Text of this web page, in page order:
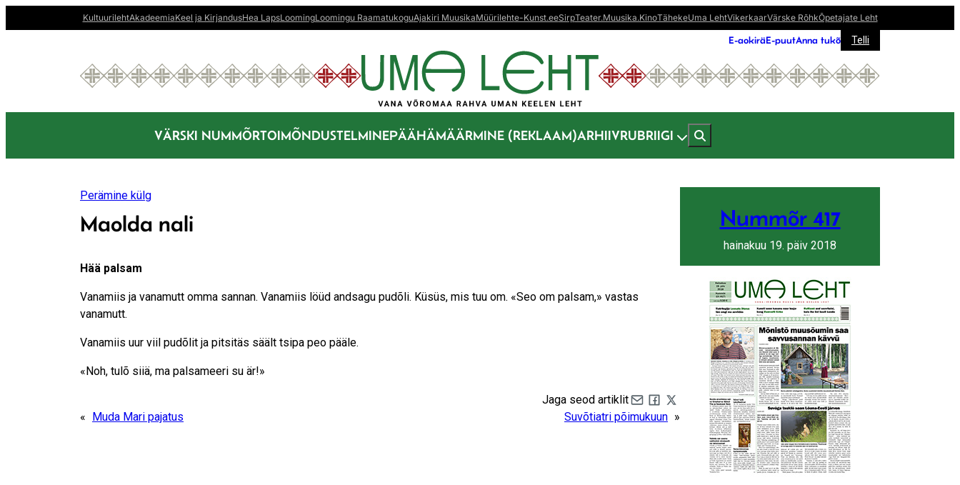
sisu
KultuurilehtAkadeemiaKeel ja KirjandusHea LapsLoomingLoomingu RaamatukoguAjakiri MuusikaMüürilehte-Kunst.eeSirpTeater.Muusika.KinoTähekeUma LehtVikerkaarVärske RõhkÕpetajate Leht
E-aokiräE-puutAnna tukõ Telli
VÄRSKI NUMMÕRTOIMÕNDUSTELMINEPÄÄHÄMÄÄRMINE (REKLAAM)ARHIIVRUBRIIGI
Perämine külg
Maolda nali
Hää palsam
Vanamiis ja vanamutt omma sannan. Vanamiis löüd andsagu pudõli. Küsüs, mis tuu om. «Seo om palsam,» vastas
vanamutt.
Vanamiis uur viil pudõlit ja pitsitäs säält tsipa peo pääle.
«Noh, tulõ siiä, ma palsameeri su är!»
Jaga seod artiklit
Share by e-mail
Share on Facebook
Share on X
« Muda Mari pajatus Suvõtiatri põimukuun »
Nummõr 417
hainakuu 19. päiv 2018